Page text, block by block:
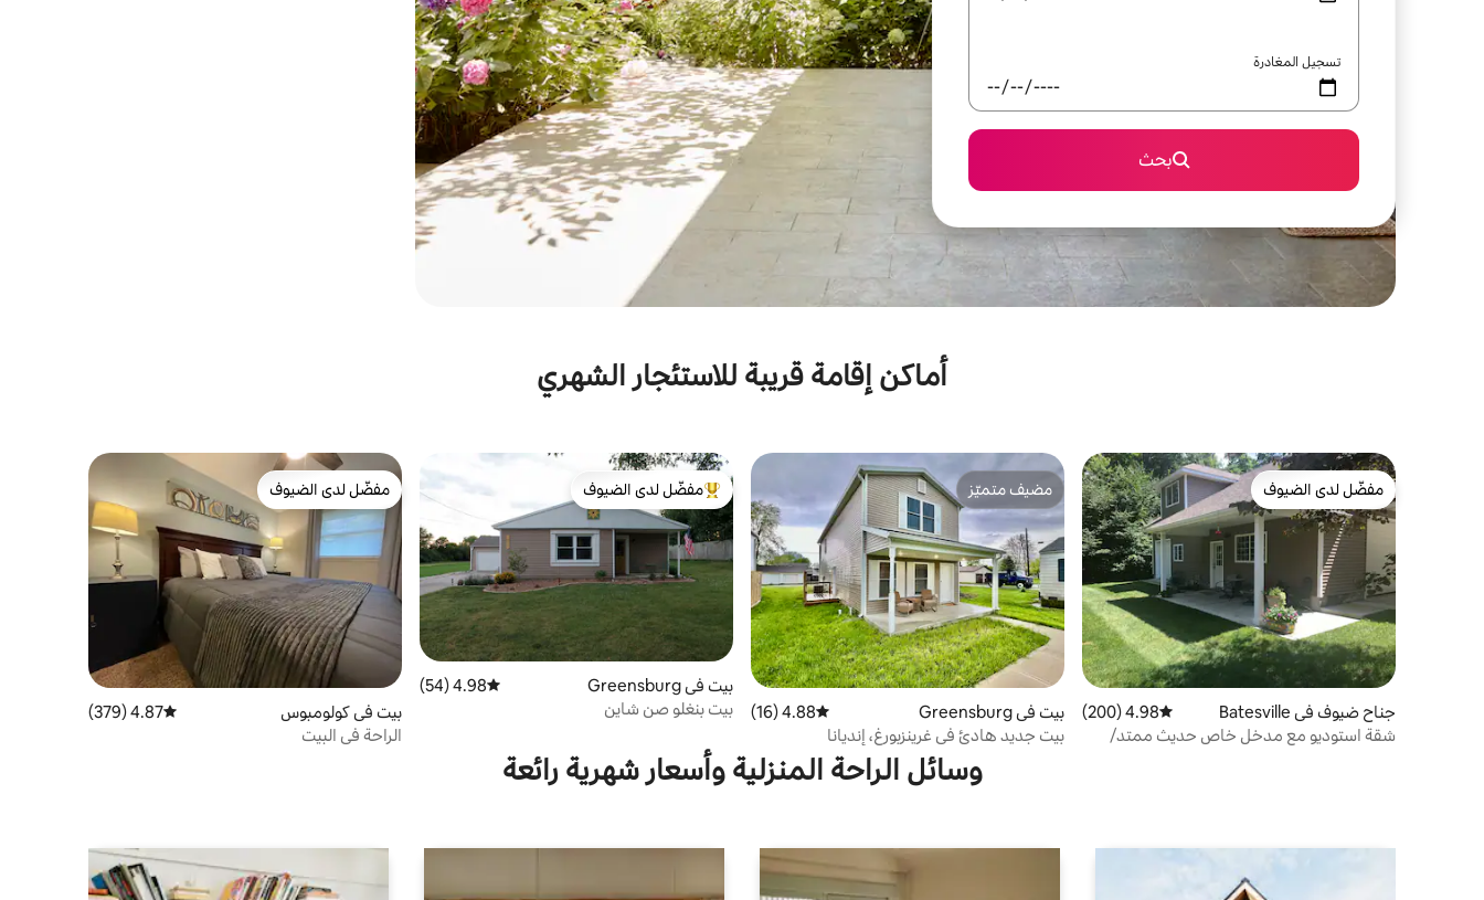
تسجيل المغادرة
بحث
أماكن إقامة قريبة للاستئجار الشهري
مفضّل لدى الضيوف
مفضّل لدى الضيوف
جناح ضيوف في Batesville متوسط التقييم 4.98 من 5، 200 مراجعات
4.98 (200)
شقة استوديو مع مدخل خاص حديث ممتد/
مضيف متميّز
مضيف متميّز
بيت في Greensburg متوسط التقييم 4.88 من 5، 16 مراجعات
4.88 (16)
بيت جديد هادئ في غرينزبورغ، إنديانا
من أبرز البيوت المفضّلة لدى الضيوف
مفضّل لدى الضيوف
بيت في Greensburg متوسط التقييم 4.98 من 5، 54 مراجعات
4.98 (54)
بيت بنغلو صن شاين
مفضّل لدى الضيوف
مفضّل لدى الضيوف
بيت في كولومبوس متوسط التقييم 4.87 من 5، 379 مراجعات
4.87 (379)
الراحة في البيت
وسائل الراحة المنزلية وأسعار شهرية رائعة